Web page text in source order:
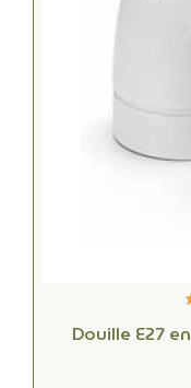
Douille E27